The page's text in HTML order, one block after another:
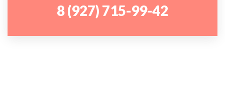
8 (927) 715-99-42